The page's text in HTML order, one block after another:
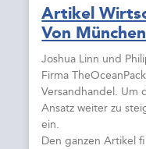
Artikel
Von
Joshua Linn und
Firma
Versandhandel. Um
Ansatz weiter zu
ein.
Den ganzen Artikel